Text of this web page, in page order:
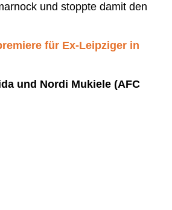
und stoppte damit den
für Ex-Leipziger in
und Nordi Mukiele (AFC